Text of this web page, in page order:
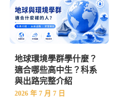
地球環境學群學什麼？
適合哪些高中生？科系
與出路完整介紹
2026 年 7 月 7 日